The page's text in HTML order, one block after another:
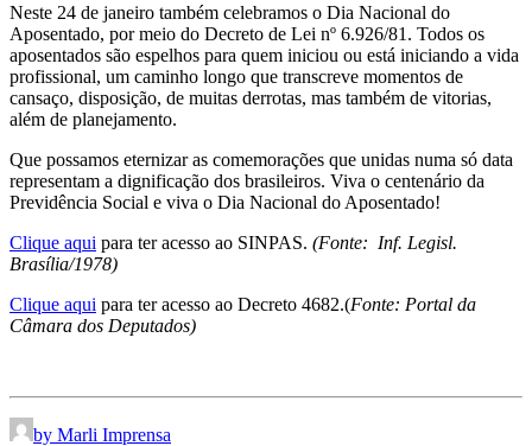
Neste 24 de janeiro também celebramos o Dia Nacional do
Aposentado, por meio do Decreto de Lei nº 6.926/81. Todos os
aposentados são espelhos para quem iniciou ou está iniciando a vida
profissional, um caminho longo que transcreve momentos de
cansaço, disposição, de muitas derrotas, mas também de vitorias,
além de planejamento.
Que possamos eternizar as comemorações que unidas numa só data
representam a dignificação dos brasileiros. Viva o centenário da
Previdência Social e viva o Dia Nacional do Aposentado!
Clique aqui para ter acesso ao SINPAS. (Fonte: Inf. Legisl.
Brasília/1978)
Clique aqui para ter acesso ao Decreto 4682.(Fonte: Portal da
Câmara dos Deputados)
by Marli Imprensa